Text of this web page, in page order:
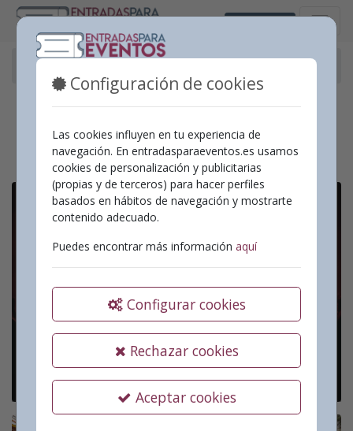
Configuración de cookies
Las cookies influyen en tu experiencia de
navegación. En entradasparaeventos.es usamos
cookies de personalización y publicitarias
(propias y de terceros) para hacer perfiles
basados en hábitos de navegación y mostrarte
contenido adecuado.
Puedes encontrar más información aquí
Configurar cookies
Rechazar cookies
Aceptar cookies
Castellano
Nuestros eventos
No se encontró ningún
evento